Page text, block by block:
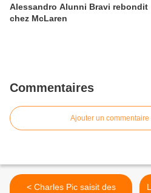
Alessandro Alunni Bravi rebondit
chez McLaren
Commentaires
Ajouter un commentaire
< Charles Pic saisit des